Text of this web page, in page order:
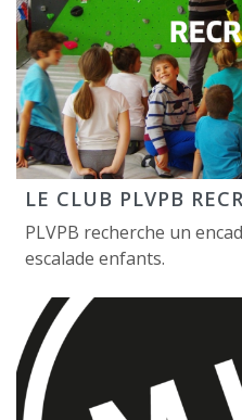
LE CLUB PLVPB
PLVPB recherche un
escalade enfants.